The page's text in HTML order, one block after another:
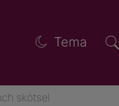
Tema
skötsel